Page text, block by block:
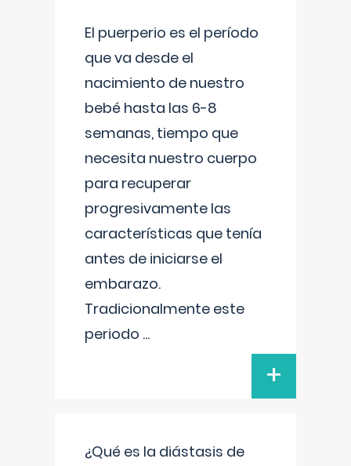
El puerperio es el período
que va desde el
nacimiento de nuestro
bebé hasta las 6-8
semanas, tiempo que
necesita nuestro cuerpo
para recuperar
progresivamente las
características que tenía
antes de iniciarse el
embarazo.
Tradicionalmente este
periodo ...
+
¿Qué es la diástasis de